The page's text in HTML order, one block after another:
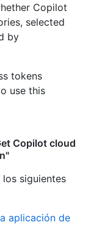
Copilot
selected
by
tokens
use this
Copilot cloud
siguientes
aplicación de